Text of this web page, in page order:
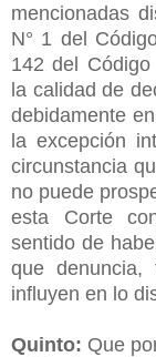
mencionadas
N° 1 del
142 del
la calidad de
debidamente
la excepción
circunstancia
no puede
esta Corte
sentido de
que
influyen en lo
Quinto: Que